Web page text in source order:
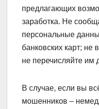
предлагающих
заработка. Не
персональные
банковских карт; не
не перечисляйте им
В случае, если вы
мошенников –